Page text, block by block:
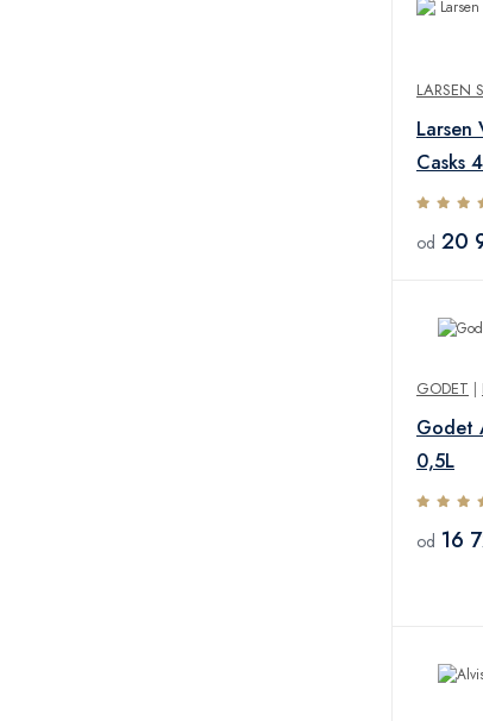
LARSEN
Larsen
Casks
od 20
GODET |
Godet
0,5L
od 16